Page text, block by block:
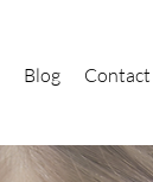
Blog Contact